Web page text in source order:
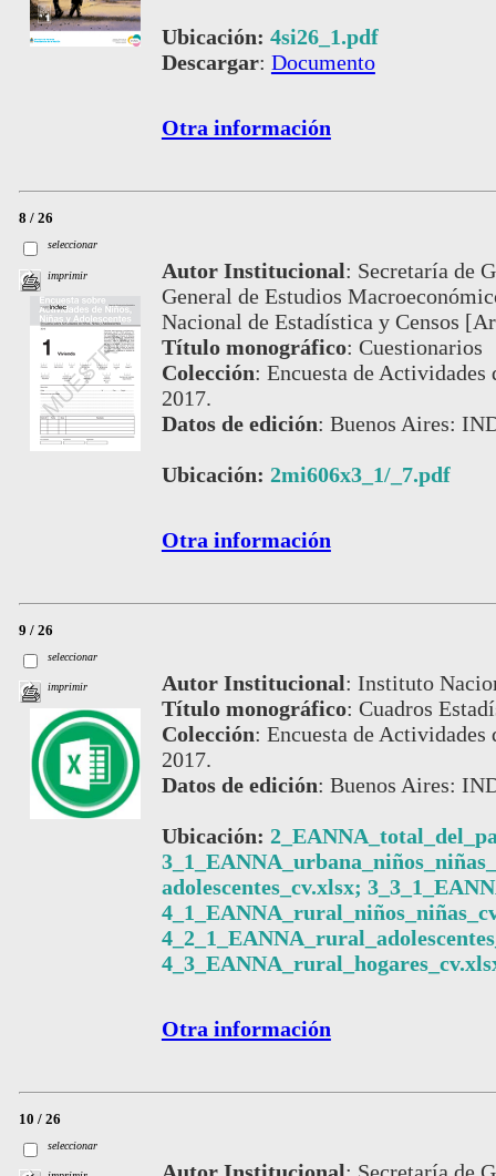
Ubicación: 4si26_1.pdf
Descargar: Documento
Otra información
8 / 26
seleccionar
imprimir Autor Institucional: Secretaría de
General de Estudios
Nacional de Estadística y Censos
Título monográfico: Cuestionarios
Colección: Encuesta de Actividades
2017.
Datos de edición: Buenos Aires:
Ubicación: 2mi606x3_1/_7.pdf
Otra información
9 / 26
seleccionar
imprimir Autor Institucional: Instituto
Título monográfico: Cuadros
Colección: Encuesta de Actividades
2017.
Datos de edición: Buenos Aires:
Ubicación:
adolescentes_cv.xlsx;
Otra información
10 / 26
seleccionar